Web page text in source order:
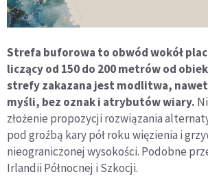
Strefa buforowa to obwód wokół
liczący od 150 do 200 metrów od
strefy zakazana jest modlitwa,
myśli, bez oznak i atrybutów wiary.
złożenie propozycji rozwiązania
pod groźbą kary pół roku więzienia i
nieograniczonej wysokości. Podobne
Irlandii Północnej i Szkocji.